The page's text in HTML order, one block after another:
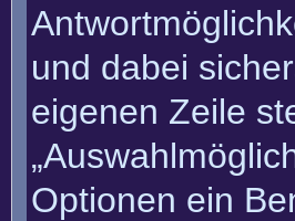
und dabei
eigenen Zeile
Optionen ein